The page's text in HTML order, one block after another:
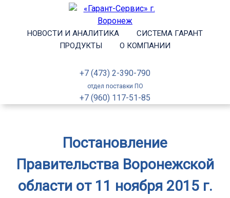
НОВОСТИ И АНАЛИТИКА
СИСТЕМА ГАРАНТ
ПРОДУКТЫ
О КОМПАНИИ
+7 (473) 2-390-790
отдел поставки ПО
+7 (960) 117-51-85
Постановление
Правительства Воронежской
области от 11 ноября 2015 г.